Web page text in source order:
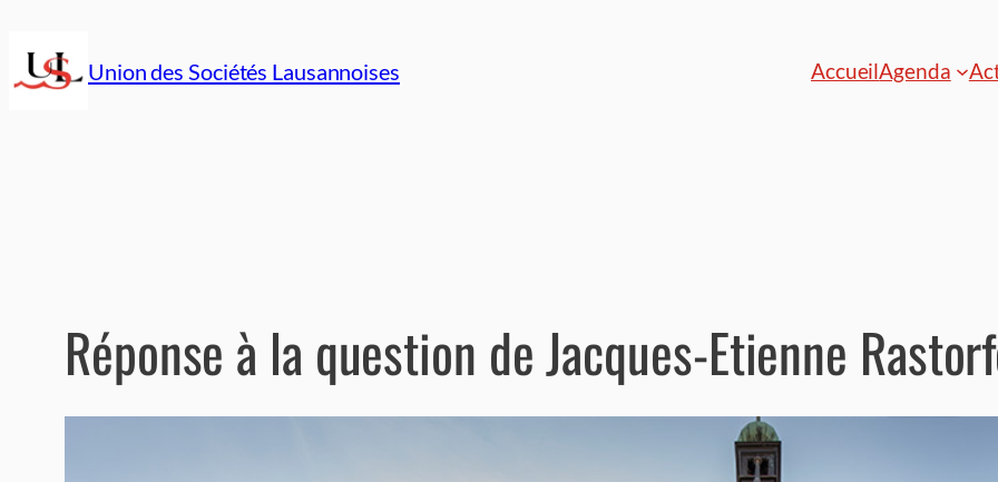
au
contenu
Union des Sociétés Lausannoises AccueilAgenda
Réponse à la question de Jacques-Etienne